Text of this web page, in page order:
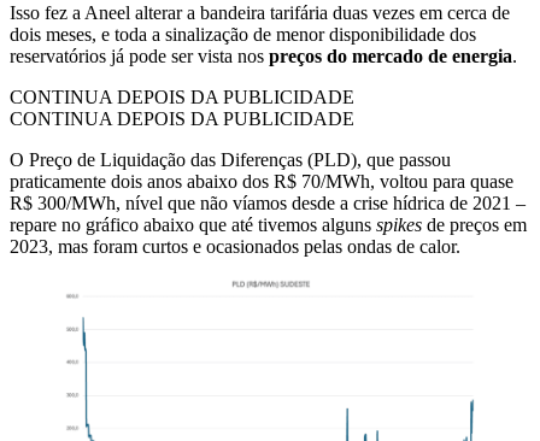
Isso fez a Aneel alterar a bandeira tarifária duas vezes em cerca de
dois meses, e toda a sinalização de menor disponibilidade dos
reservatórios já pode ser vista nos preços do mercado de energia.
CONTINUA DEPOIS DA PUBLICIDADE
CONTINUA DEPOIS DA PUBLICIDADE
O Preço de Liquidação das Diferenças (PLD), que passou
praticamente dois anos abaixo dos R$ 70/MWh, voltou para quase
R$ 300/MWh, nível que não víamos desde a crise hídrica de 2021 –
repare no gráfico abaixo que até tivemos alguns spikes de preços em
2023, mas foram curtos e ocasionados pelas ondas de calor.